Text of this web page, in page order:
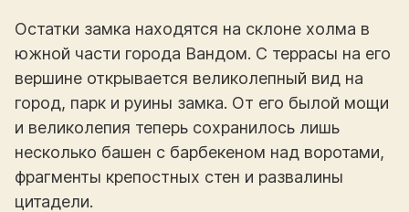
Остатки замка находятся на склоне холма в
южной части города Вандом. С террасы на его
вершине открывается великолепный вид на
город, парк и руины замка. От его былой мощи
и великолепия теперь сохранилось лишь
несколько башен с барбекеном над воротами,
фрагменты крепостных стен и развалины
цитадели.